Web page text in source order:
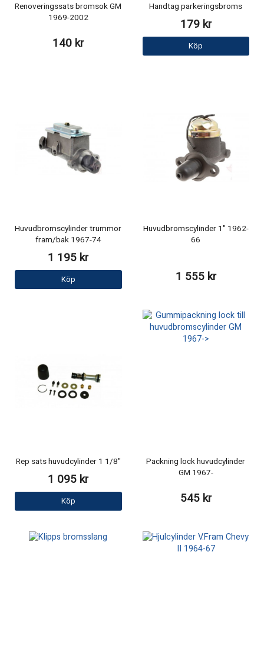
Renoveringssats bromsok GM
1969-2002
140 kr
Handtag parkeringsbroms
179 kr
Köp
Huvudbromscylinder trummor
fram/bak 1967-74
1 195 kr
Köp
Huvudbromscylinder 1" 1962-
66
1 555 kr
Rep sats huvudcylinder 1 1/8"
1 095 kr
Köp
Packning lock huvudcylinder
GM 1967-
545 kr